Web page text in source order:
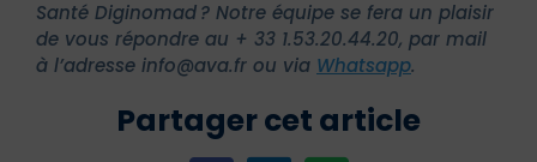
Santé Diginomad ? Notre équipe se fera un plaisir
de vous répondre au + 33 1.53.20.44.20, par mail
à l’adresse info@ava.fr ou via Whatsapp.
Partager cet article